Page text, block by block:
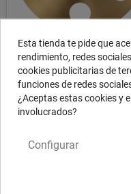
SABIAN
Esta tienda te pide que
rendimiento, redes
cookies publicitarias de
funciones de redes
¿Aceptas estas cookies y
involucrados?
Configurar